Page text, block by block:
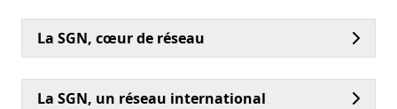
La SGN, cœur de réseau
La SGN, un réseau international